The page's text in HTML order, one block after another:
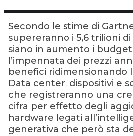
Secondo le stime di
supereranno i 5,6 trilioni
siano in aumento i budget
l’impennata dei prezzi
benefici ridimensionando
Data center, dispositivi e
che registreranno una
cifra per effetto degli
hardware legati
generativa che però sta